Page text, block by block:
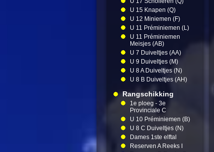
U 15 Knapen (Q)
U 12 Miniemen (F)
U 11 Préminiemen (L)
U 11 Préminiemen
Meisjes (AB)
U 7 Duiveltjes (AA)
U 9 Duiveltjes (M)
U 8 A Duiveltjes (N)
U 8 B Duiveltjes (AH)
Rangschikking
1e ploeg - 3e
Provinciale C
U 10 Préminiemen (B)
U 8 C Duiveltjes (N)
Dames 1ste elftal
Reserven A Reeks I